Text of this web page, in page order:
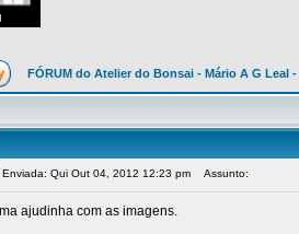
FÓRUM do Atelier do Bonsai - Mário A G Leal
Enviada: Qui Out 04, 2012 12:23 pm Assunto:
ajudinha com as imagens.